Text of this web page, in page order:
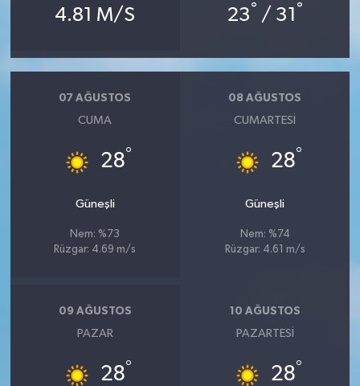
4.81 M/S 23° / 31 °
07 AĞUSTOS
CUMA
28°
Güneşli
Nem: %73
Rüzgar: 4.69 m/s
08 AĞUSTOS
CUMARTESI
28°
Güneşli
Nem: %74
Rüzgar: 4.61 m/s
09 AĞUSTOS
PAZAR
28°
10 AĞUSTOS
PAZARTESI
28°
KÜLTÜR SANAT
MAGAZİN
Otomobil
POLİTİKA
Sağlık
TEKNOLOJİ